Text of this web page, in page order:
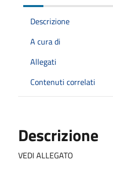
Descrizione
A cura di
Allegati
Contenuti correlati
Descrizione
VEDI ALLEGATO